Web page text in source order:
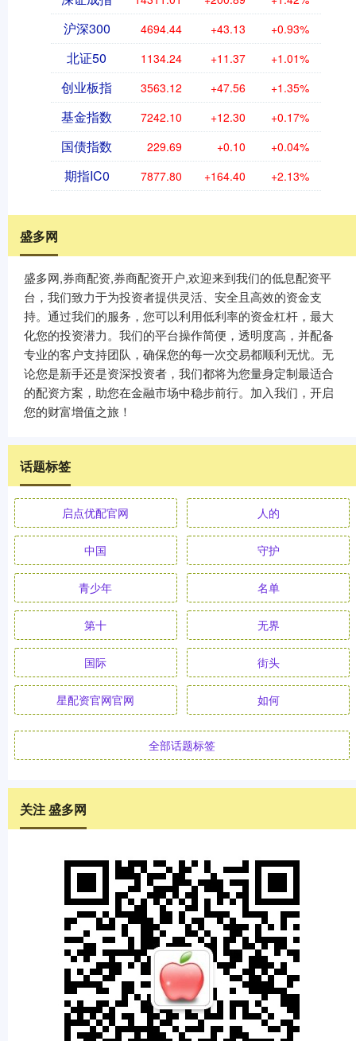
沪深300 4694.44 +43.13 +0.93%
北证50 1134.24 +11.37 +1.01%
创业板指 3563.12 +47.56 +1.35%
基金指数 7242.10 +12.30 +0.17%
国债指数 229.69 +0.10 +0.04%
期指IC0 7877.80 +164.40 +2.13%
盛多网
盛多网,券商配资,券商配资开户,欢迎来到我们的低息配资平
台，我们致力于为投资者提供灵活、安全且高效的资金支
持。通过我们的服务，您可以利用低利率的资金杠杆，最大
化您的投资潜力。我们的平台操作简便，透明度高，并配备
专业的客户支持团队，确保您的每一次交易都顺利无忧。无
论您是新手还是资深投资者，我们都将为您量身定制最适合
的配资方案，助您在金融市场中稳步前行。加入我们，开启
您的财富增值之旅！
话题标签
启点优配官网 人的
中国 守护
青少年 名单
第十 无界
国际 街头
星配资官网官网 如何
全部话题标签
关注 盛多网